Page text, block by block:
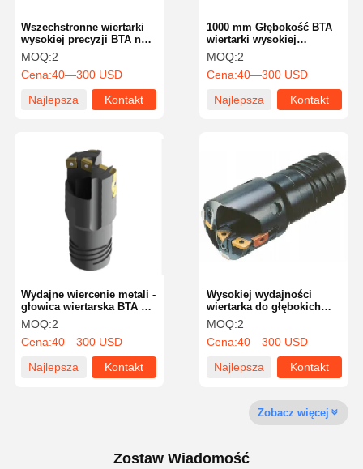
Strona
Kontrola
Skontaktuj
Aktualności Sprawy
1000 mm Głębokość BTA
wiertarki wysokiej
dokładności z solidną
konstrukcją
MOQ:2
Cena:40—300 USD
Najlepsza
Kontakt
Wszechstronne wiertarki
wysokiej precyzji BTA na
pojedynczy flet
MOQ:2
Cena:40—300 USD
Najlepsza
Kontakt
Wysokiej wydajności
wiertarka do głębokich
otworów BTA wiertarka do
hydrauliki
MOQ:2
Cena:40—300 USD
Najlepsza
Kontakt
Wydajne wiercenie metali -
głowica wiertarska BTA do
precyzyjnego wiercenia
otworów głębokich w
wiertarce do otworów
MOQ:2
Cena:40—300 USD
Najlepsza
Kontakt
Zobacz więcej
Zostaw Wiadomość